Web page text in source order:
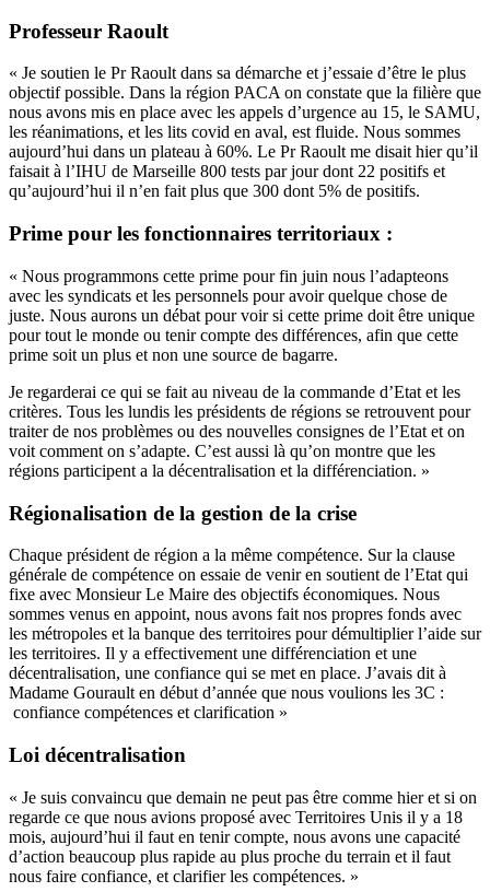
Professeur Raoult
« Je soutien le Pr Raoult dans sa démarche et j’essaie d’être le plus
objectif possible. Dans la région PACA on constate que la filière que
nous avons mis en place avec les appels d’urgence au 15, le SAMU,
les réanimations, et les lits covid en aval, est fluide. Nous sommes
aujourd’hui dans un plateau à 60%. Le Pr Raoult me disait hier qu’il
faisait à l’IHU de Marseille 800 tests par jour dont 22 positifs et
qu’aujourd’hui il n’en fait plus que 300 dont 5% de positifs.
Prime pour les fonctionnaires territoriaux :
« Nous programmons cette prime pour fin juin nous l’adapteons
avec les syndicats et les personnels pour avoir quelque chose de
juste. Nous aurons un débat pour voir si cette prime doit être unique
pour tout le monde ou tenir compte des différences, afin que cette
prime soit un plus et non une source de bagarre.
Je regarderai ce qui se fait au niveau de la commande d’Etat et les
critères. Tous les lundis les présidents de régions se retrouvent pour
traiter de nos problèmes ou des nouvelles consignes de l’Etat et on
voit comment on s’adapte. C’est aussi là qu’on montre que les
régions participent a la décentralisation et la différenciation. »
Régionalisation de la gestion de la crise
Chaque président de région a la même compétence. Sur la clause
générale de compétence on essaie de venir en soutient de l’Etat qui
fixe avec Monsieur Le Maire des objectifs économiques. Nous
sommes venus en appoint, nous avons fait nos propres fonds avec
les métropoles et la banque des territoires pour démultiplier l’aide sur
les territoires. Il y a effectivement une différenciation et une
décentralisation, une confiance qui se met en place. J’avais dit à
Madame Gourault en début d’année que nous voulions les 3C :
confiance compétences et clarification »
Loi décentralisation
« Je suis convaincu que demain ne peut pas être comme hier et si on
regarde ce que nous avions proposé avec Territoires Unis il y a 18
mois, aujourd’hui il faut en tenir compte, nous avons une capacité
d’action beaucoup plus rapide au plus proche du terrain et il faut
nous faire confiance, et clarifier les compétences. »